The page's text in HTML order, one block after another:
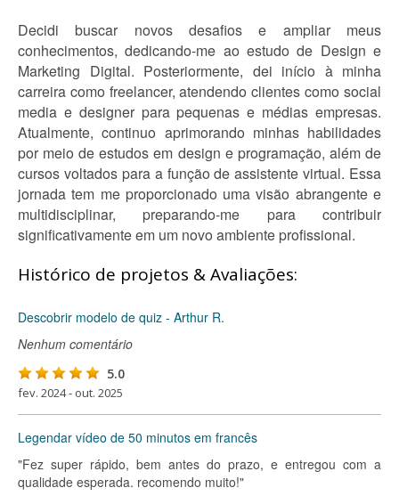
Decidi buscar novos desafios e ampliar meus
conhecimentos, dedicando-me ao estudo de Design e
Marketing Digital. Posteriormente, dei início à minha
carreira como freelancer, atendendo clientes como social
media e designer para pequenas e médias empresas.
Atualmente, continuo aprimorando minhas habilidades
por meio de estudos em design e programação, além de
cursos voltados para a função de assistente virtual. Essa
jornada tem me proporcionado uma visão abrangente e
multidisciplinar, preparando-me para contribuir
significativamente em um novo ambiente profissional.
Histórico de projetos & Avaliações:
Descobrir modelo de quiz - Arthur R.
Nenhum comentário
5.0
fev. 2024 - out. 2025
Legendar vídeo de 50 minutos em francês
"Fez super rápido, bem antes do prazo, e entregou com a
qualidade esperada. recomendo muito!"